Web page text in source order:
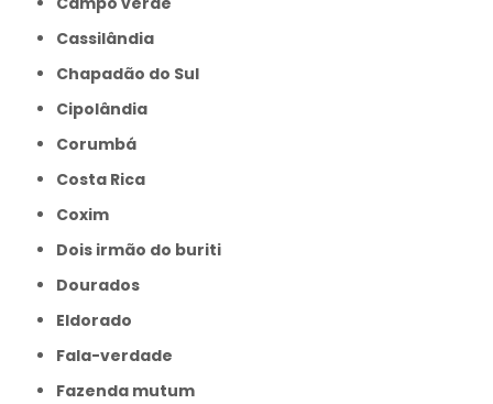
Cassilândia
Chapadão do Sul
Cipolândia
Corumbá
Costa Rica
Coxim
Dois irmão do buriti
Dourados
Eldorado
Fala-verdade
Fazenda mutum